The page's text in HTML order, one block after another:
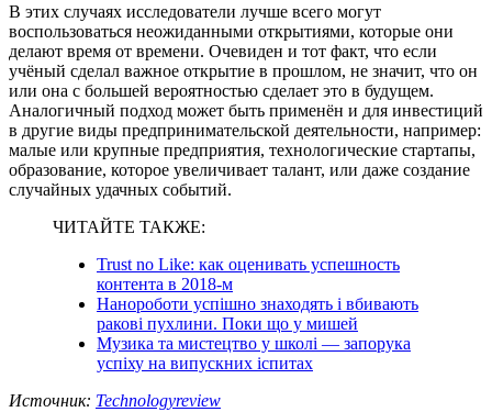
В этих случаях исследователи лучше всего могут
воспользоваться неожиданными открытиями, которые они
делают время от времени. Очевиден и тот факт, что если
учёный сделал важное открытие в прошлом, не значит, что он
или она с большей вероятностью сделает это в будущем.
Аналогичный подход может быть применён и для инвестиций
в другие виды предпринимательской деятельности, например:
малые или крупные предприятия, технологические стартапы,
образование, которое увеличивает талант, или даже создание
случайных удачных событий.
ЧИТАЙТЕ ТАКЖЕ:
Trust no Like: как оценивать успешность
контента в 2018-м
Нанороботи успішно знаходять і вбивають
ракові пухлини. Поки що у мишей
Музика та мистецтво у школі — запорука
успіху на випускних іспитах
Источник: Technologyreview